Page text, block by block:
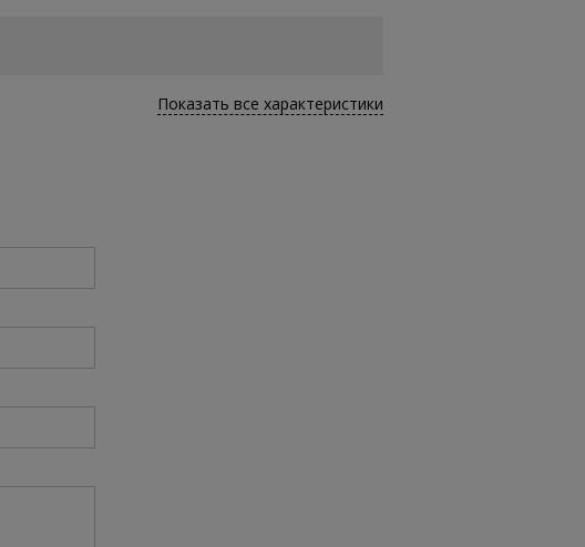
Показать все характеристики